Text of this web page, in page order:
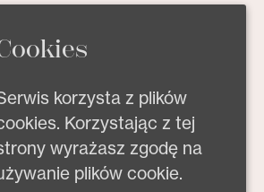
korzysta z plików
Korzystając z tej
wyrażasz zgodę na
plików cookie.